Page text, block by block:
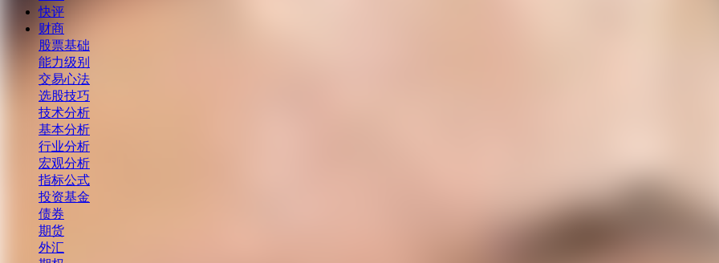
快评
财商
股票基础
能力级别
交易心法
选股技巧
技术分析
基本分析
行业分析
宏观分析
指标公式
投资基金
债券
期货
外汇